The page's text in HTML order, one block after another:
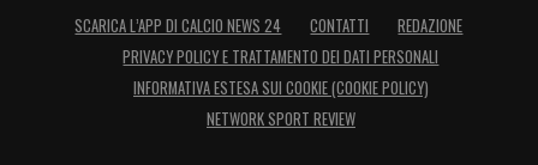
SCARICA L’APP DI CALCIO NEWS 24 CONTATTI
REDAZIONE
PRIVACY POLICY E TRATTAMENTO DEI DATI PERSONALI
INFORMATIVA ESTESA SUI COOKIE (COOKIE POLICY)
NETWORK SPORT REVIEW